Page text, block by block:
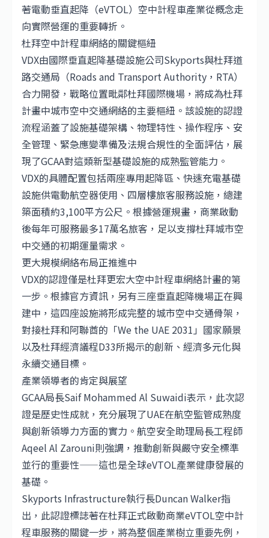
著電動垂直起降（eVTOL）空中計程車產業從概念走
向實際營運的重要轉折。
杜拜空中計程車網絡的關鍵樞紐
VDX由國際垂直起降基礎設施公司Skyports與杜拜道
路交通局（Roads and Transport Authority，RTA）
合力開發，戰略位置毗鄰杜拜國際機場，將成為杜拜
計畫中城市空中交通網絡的主要樞紐。該設施的認證
流程涵蓋了設施基礎架構、物理特性、操作程序、安
全管理、緊急應變準備及法規合規性的全面評估，展
現了GCAA對這類新型基礎設施的成熟監管能力。
VDX的具體配置包括兩座專用起降區、快速充電基礎
設施供電動航空器使用、四層樓旅客服務設施，總建
築面積約3,100平方公尺。根據營運規畫，商業啟動
後每年可服務最多17萬名旅客，足以支撐杜拜城市空
中交通的初期運量需求。
更大規模網絡布局正推進中
VDX的認證僅是杜拜更宏大空中計程車網絡計畫的第
一步。根據官方資訊，另有三座垂直起降機場正在興
建中，這四座設施將形成完整的城市空中交通骨架，
對接杜拜和阿聯酋的「We the UAE 2031」國家願景
以及杜拜經濟議程D33所揭示的創新、經濟多元化與
永續交通目標。
產業領導者的肯定與展望
GCAA局長Saif Mohammed Al Suwaidi表示，此次認
證是歷史性成就，充分展現了UAE在航空監管成熟度
與創新領導力方面的實力。航空安全助理局長工程師
Aqeel Al Zarouni則強調，推動創新與嚴守安全標準
並行的重要性——這也是全球eVTOL產業健康發展的
基礎。
Skyports Infrastructure執行長Duncan Walker指
出，此認證標誌著在杜拜正式啟動商業eVTOL空中計
程車服務的關鍵一步，將為整個產業樹立重要先例，